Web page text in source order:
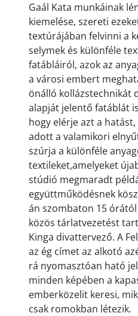
Gaál Kata munkáinak
kiemelése, szereti
textúrájában felvinni a
selymek és különféle
fatábláiról, azokaz
a városi embert
önálló kollázstechnikát
alapját jelentő fatáblát
hogy elérje azt a
adott a valamikori
szúrja a különféle
textileket,amelyeket
stúdió megmaradt
együttműködésnek
án szombaton 15
közös tárlatvezetést
Kinga divattervező. A
az ég címet az alkotó
rá nyomasztóan ható
minden képében a
emberközelit keresi,
csak romokban létezik.